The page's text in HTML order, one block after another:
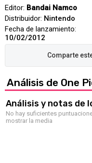
Editor: Bandai Namco
Distribuidor: Nintendo
Fecha de lanzamiento:
10/02/2012
Análisis de One
Análisis y notas de
No hay suficientes
mostrar la media